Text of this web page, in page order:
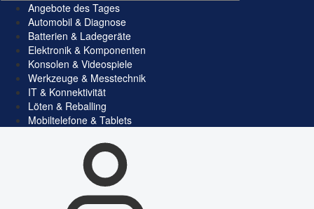
Angebote des Tages
Automobil & Diagnose
Batterien & Ladegeräte
Elektronik & Komponenten
Konsolen & Videospiele
Werkzeuge & Messtechnik
IT & Konnektivität
Löten & Reballing
Mobiltelefone & Tablets